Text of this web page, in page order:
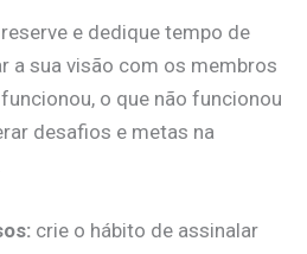
reserve e dedique tempo de
a sua visão com os membros
o que não funcionou
desafios e metas na
crie o hábito de assinalar